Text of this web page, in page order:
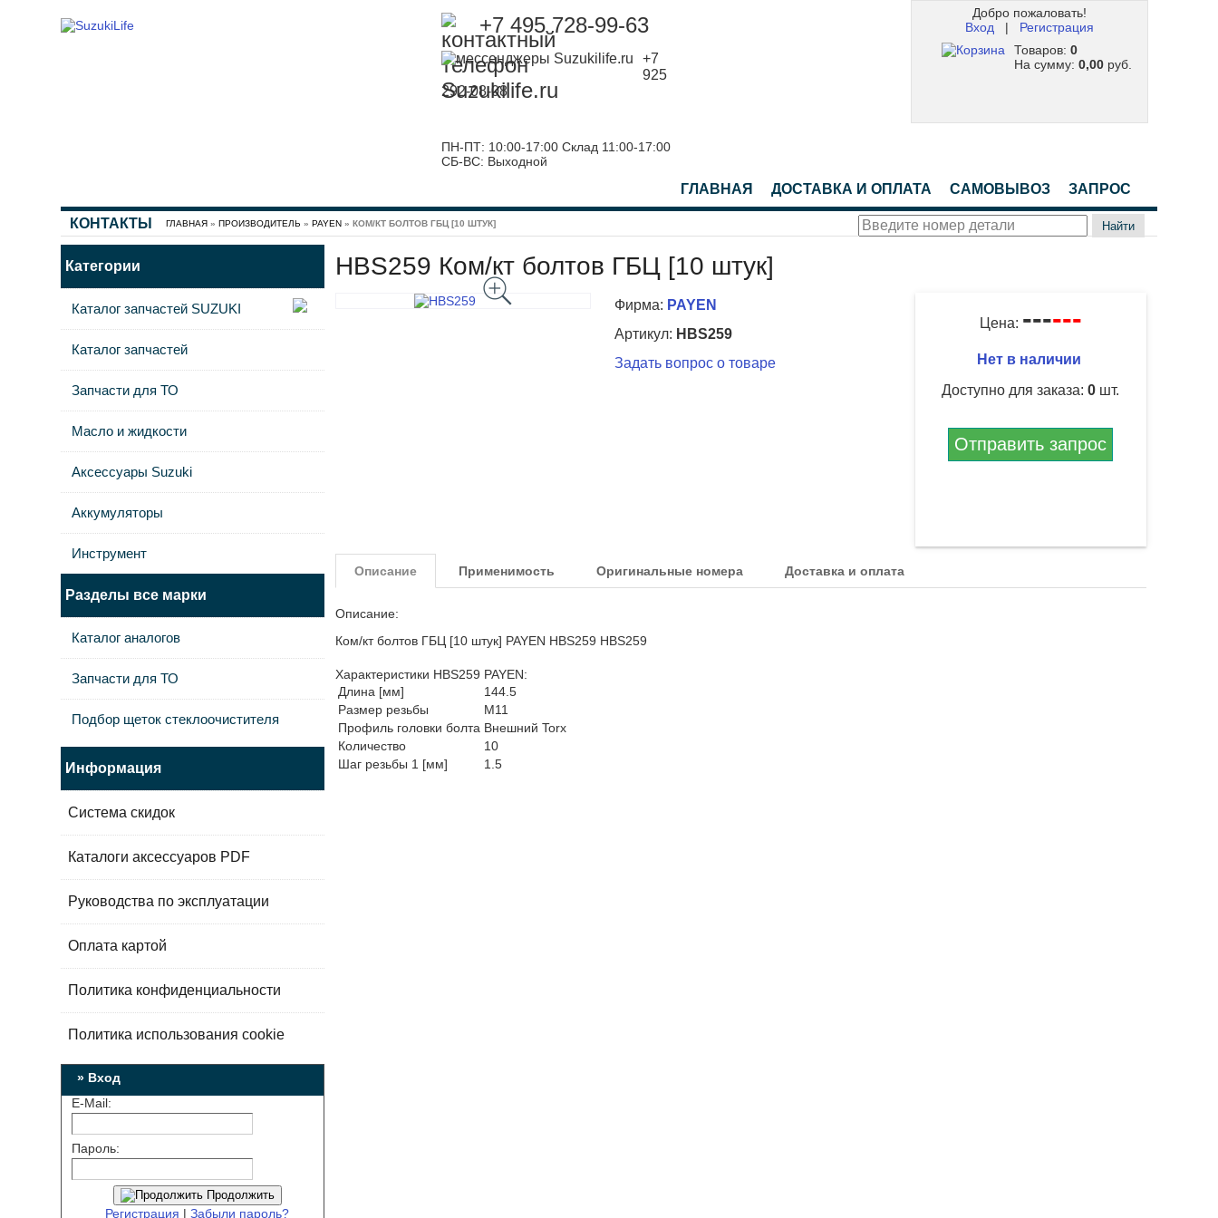
+7 495 728-99-63
+7
925
292-08-08
ПН-ПТ: 10:00-17:00 Склад 11:00-17:00
СБ-ВС: Выходной
Добро пожаловать!
Вход | Регистрация
Товаров: 0
На сумму: 0,00руб.
ГЛАВНАЯ ДОСТАВКА И ОПЛАТА САМОВЫВОЗ ЗАПРОС
КОНТАКТЫ Найти
ГЛАВНАЯ »ПРОИЗВОДИТЕЛЬ »PAYEN » КОМ/КТ БОЛТОВ ГБЦ [10 ШТУК]
HBS259 Ком/кт болтов ГБЦ [10 штук]
Фирма: PAYEN
Артикул: HBS259
Задать вопрос о товаре
Цена: ------
Нет в наличии
Доступно для заказа:0 шт.
Отправить запрос
Описание Применимость Оригинальные номера Доставка и оплата
Описание:
Ком/кт болтов ГБЦ [10 штук] PAYEN HBS259 HBS259
Характеристики HBS259 PAYEN:
Длина [мм]
144.5
Размер резьбы
M11
Профиль головки болта Внешний Torx
Количество
10
Шаг резьбы 1 [мм]
1.5
Категории
Каталог запчастей SUZUKI
Каталог запчастей
Запчасти для ТО
Масло и жидкости
Аксессуары Suzuki
Аккумуляторы
Инструмент
Разделы все марки
Каталог аналогов
Запчасти для ТО
Подбор щеток стеклоочистителя
Информация
Система скидок
Каталоги аксессуаров PDF
Руководства по эксплуатации
Оплата картой
Политика конфиденциальности
Политика использования cookie
» Вход
E-Mail:
Пароль:
Продолжить
Регистрация |Забыли пароль?